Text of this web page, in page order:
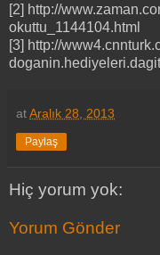
[2] http://
okuttu_1144104.html
[3] http://
atAralık 28, 2013
Paylaş
Hiç yorum yok:
Yorum Gönder